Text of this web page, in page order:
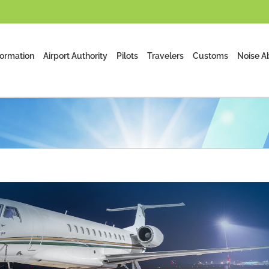
Airport Authority Pilots Travelers Customs Noise